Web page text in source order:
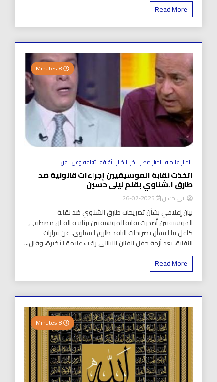
Read More
اخبار عالميه اخبار مصر اخر الاخبار ثقافه ثقافه وفن فن
اتخذت نقابة الموسيقيين إجراءات قانونية ضد
طارق الشناوي بقلم ليلى حسين
ليلى حسين
بيان إعلامي بشأن تصريحات طارق الشناوي ضد نقابة
الموسيقيين أصدرت نقابة الموسيقيين برئاسة الفنان مصطفى
كامل بيانا بشأن تصريحات الناقد طارق الشناوي، عن قرارات
النقابة، بعد أزمة حفل الفنان اللبناني راغب علامة الأخيرة. وقال...
Read More